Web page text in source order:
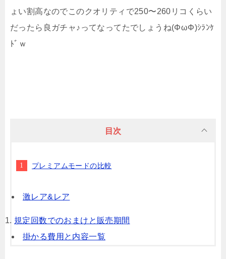
ょい割高なのでこのクオリティで250〜260リコくらい
だったら良ガチャ♪ってなってたでしょうね(ΦωΦ)ｼﾗﾝｹ
ﾄﾞｗ
目次
プレミアムモードの比較
激レア&レア
規定回数でのおまけと販売期間
掛かる費用と内容一覧